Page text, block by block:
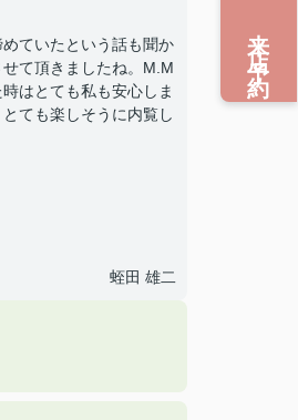
ていたという話も聞か
て頂きましたね。M.M
はとても私も安心しま
ても楽しそうに内覧し
蛭田 雄二
来店予約